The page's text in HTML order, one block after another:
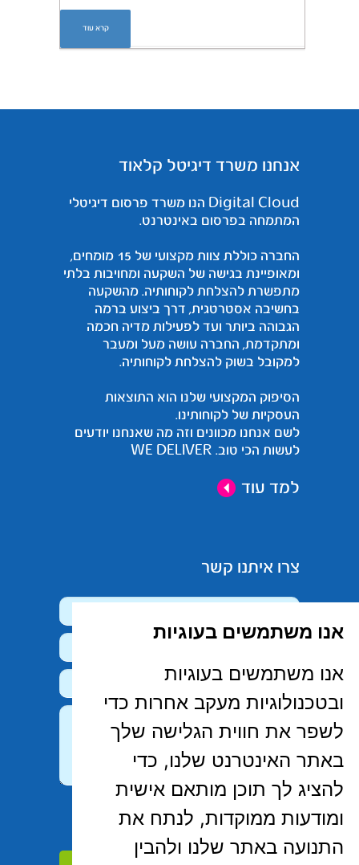
אנו משתמשים בעוגיות
אנו משתמשים בעוגיות
ובטכנולוגיות מעקב אחרות כדי
לשפר את חווית הגלישה שלך
באתר האינטרנט שלנו, כדי
להציג לך תוכן מותאם אישית
ומודעות ממוקדות, לנתח את
התנועה באתר שלנו ולהבין
קרא עוד
אנחנו משרד דיגיטל קלאוד
Digital Cloud הנו משרד פרסום דיגיטלי
המתמחה בפרסום באינטרנט.
החברה כוללת צוות מקצועי של 15 מומחים,
ומאופיינת בגישה של השקעה ומחויבות בלתי
מתפשרת להצלחת לקוחותיה. מהשקעה
בחשיבה אסטרטגית, דרך ביצוע ברמה
הגבוהה ביותר ועד לפעילות מדיה חכמה
ומתקדמת, החברה עושה מעל ומעבר
למקובל בשוק להצלחת לקוחותיה.
הסיפוק המקצועי שלנו הוא התוצאות
העסקיות של לקוחותינו.
לשם אנחנו מכוונים וזה מה שאנחנו יודעים
לעשות הכי טוב. WE DELIVER
למד עוד
צרו איתנו קשר
קראתי, הבנתי ואני מסכימ/ה ל-
הפרטיות של האתר